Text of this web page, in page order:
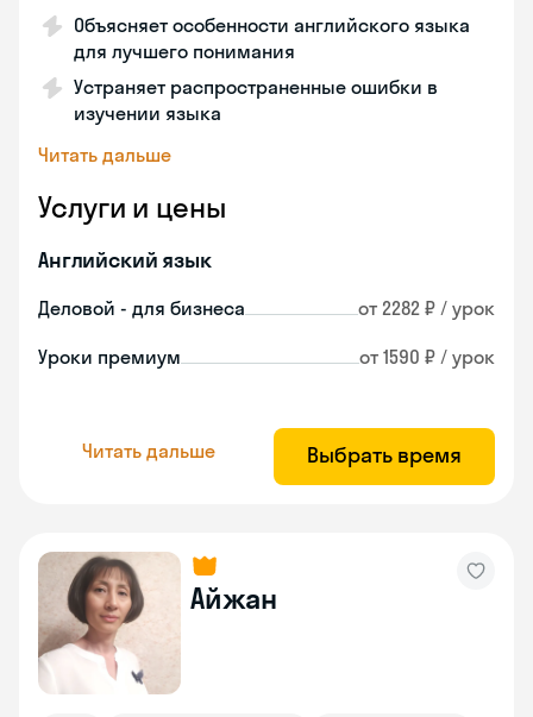
Объясняет особенности английского языка
для лучшего понимания
Устраняет распространенные ошибки в
изучении языка
Читать дальше
Услуги и цены
Английский язык
Деловой - для бизнеса от 2282 ₽ / урок
Уроки премиум от 1590 ₽ / урок
Читать дальше Выбрать время
Айжан